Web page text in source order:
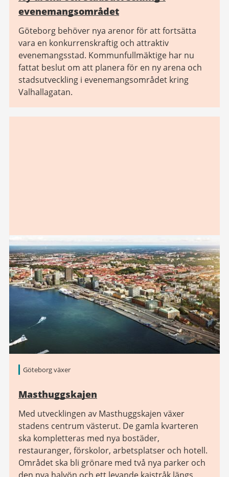
evenemangsområdet
Göteborg behöver nya arenor för att fortsätta
vara en konkurrenskraftig och attraktiv
evenemangsstad. Kommunfullmäktige har nu
fattat beslut om att planera för en ny arena och
stadsutveckling i evenemangsområdet kring
Valhallagatan.
Göteborg växer
Masthuggskajen
Med utvecklingen av Masthuggskajen växer
stadens centrum västerut. De gamla kvarteren
ska kompletteras med nya bostäder,
restauranger, förskolor, arbetsplatser och hotell.
Området ska bli grönare med två nya parker och